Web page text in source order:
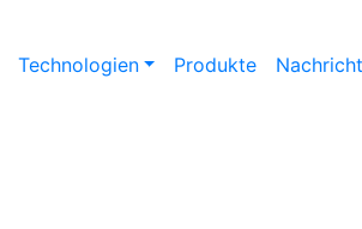
Technologien Produkte Nachricht